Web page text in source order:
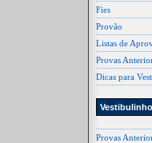
Fies
Provão
Listas de
Provas
Dicas para
Provas